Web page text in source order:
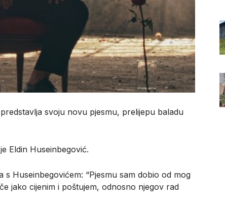
svoju novu pjesmu, prelijepu baladu
Eldin Huseinbegović.
s Huseinbegovićem: “Pjesmu sam dobio od mog
jako cijenim i poštujem, odnosno njegov rad